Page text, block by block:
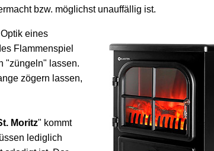
bzw. möglichst unauffällig ist.
eines
Flammenspiel
"züngeln" lassen.
zögern lassen,
Moritz" kommt
lediglich